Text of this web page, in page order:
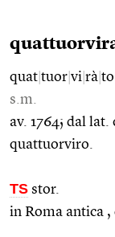
quat tuor vi rà to
s.m.
av. 1764; dal
quattuorviro.
TS stor.
in Roma antica